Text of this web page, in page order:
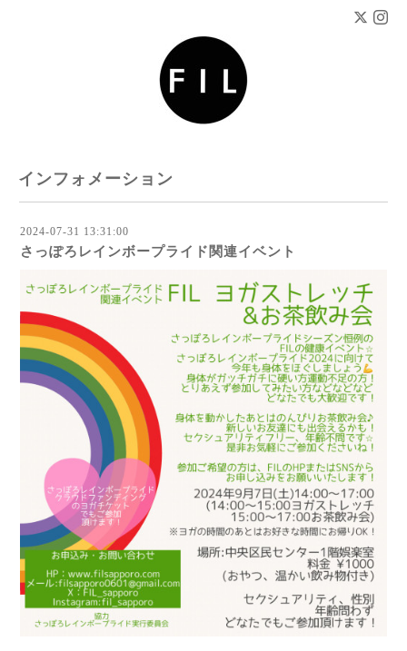
インフォメーション
2024-07-31 13:31:00
さっぽろレインボープライド関連イベント